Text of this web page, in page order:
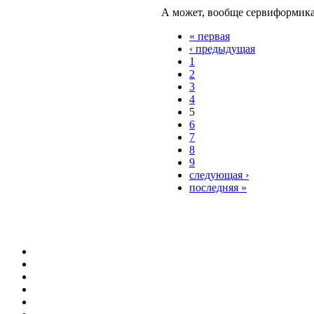
А может, вообще
« первая
‹ предыдущая
1
2
3
4
5
6
7
8
9
следующая ›
последняя »